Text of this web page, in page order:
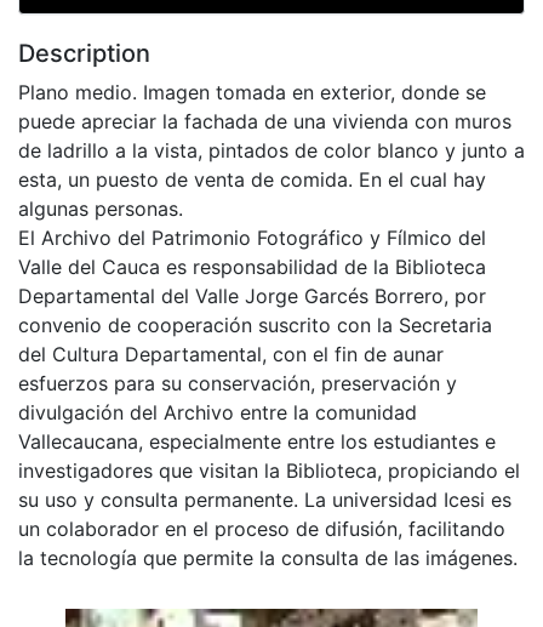
Description
Plano medio. Imagen tomada en exterior, donde se
puede apreciar la fachada de una vivienda con muros
de ladrillo a la vista, pintados de color blanco y junto a
esta, un puesto de venta de comida. En el cual hay
algunas personas.
El Archivo del Patrimonio Fotográfico y Fílmico del
Valle del Cauca es responsabilidad de la Biblioteca
Departamental del Valle Jorge Garcés Borrero, por
convenio de cooperación suscrito con la Secretaria
del Cultura Departamental, con el fin de aunar
esfuerzos para su conservación, preservación y
divulgación del Archivo entre la comunidad
Vallecaucana, especialmente entre los estudiantes e
investigadores que visitan la Biblioteca, propiciando el
su uso y consulta permanente. La universidad Icesi es
un colaborador en el proceso de difusión, facilitando
la tecnología que permite la consulta de las imágenes.